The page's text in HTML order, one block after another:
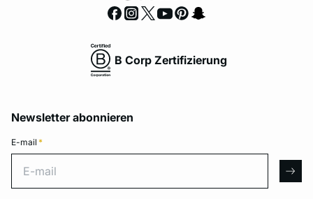
B Corp Zertifizierung
Newsletter abonnieren
E-mail *